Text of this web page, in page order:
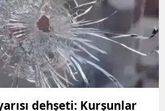
dehşeti: Kurşunlar